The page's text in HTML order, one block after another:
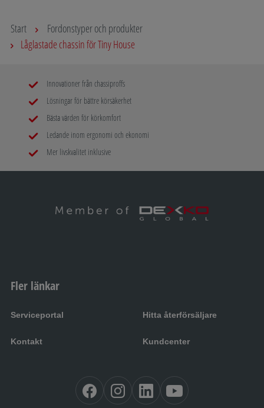
Start
Fordonstyper och produkter
Låglastade chassin för Tiny House
Innovationer från chassiproffs
Lösningar för bättre körsäkerhet
Bästa värden för körkomfort
Ledande inom ergonomi och ekonomi
Mer livskvalitet inklusive
Fler länkar
Serviceportal Hitta återförsäljare
Kontakt Kundcenter